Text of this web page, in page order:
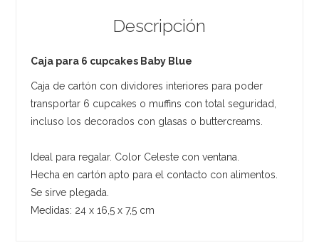
Descripción
Caja para 6 cupcakes Baby Blue
Caja de cartón con dividores interiores para poder
transportar 6 cupcakes o muffins con total seguridad,
incluso los decorados con glasas o buttercreams.
Ideal para regalar. Color Celeste con ventana.
Hecha en cartón apto para el contacto con alimentos.
Se sirve plegada.
Medidas: 24 x 16,5 x 7,5 cm